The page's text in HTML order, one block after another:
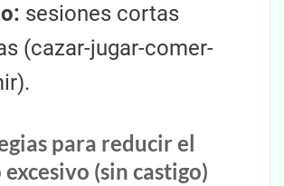
sesiones cortas
(cazar-jugar-comer-
para reducir el
(sin castigo)